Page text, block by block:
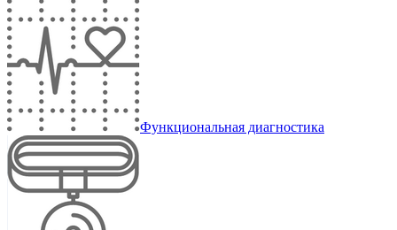
Функциональная диагностика